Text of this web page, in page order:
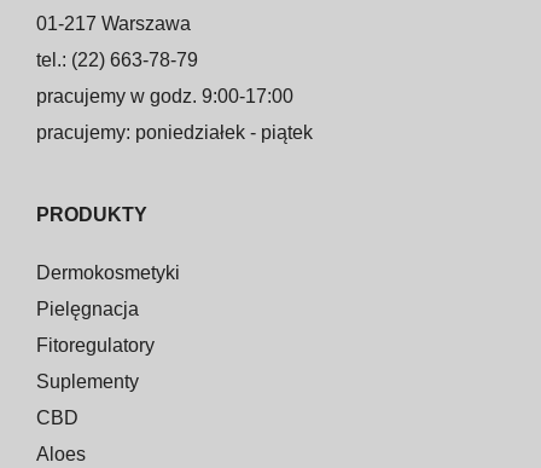
01-217 Warszawa
tel.: (22) 663-78-79
pracujemy w godz. 9:00-17:00
pracujemy: poniedziałek - piątek
PRODUKTY
Dermokosmetyki
Pielęgnacja
Fitoregulatory
Suplementy
CBD
Aloes